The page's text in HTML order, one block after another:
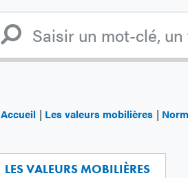
Accueil Les valeurs mobilières
LES VALEURS MOBILIÈRES